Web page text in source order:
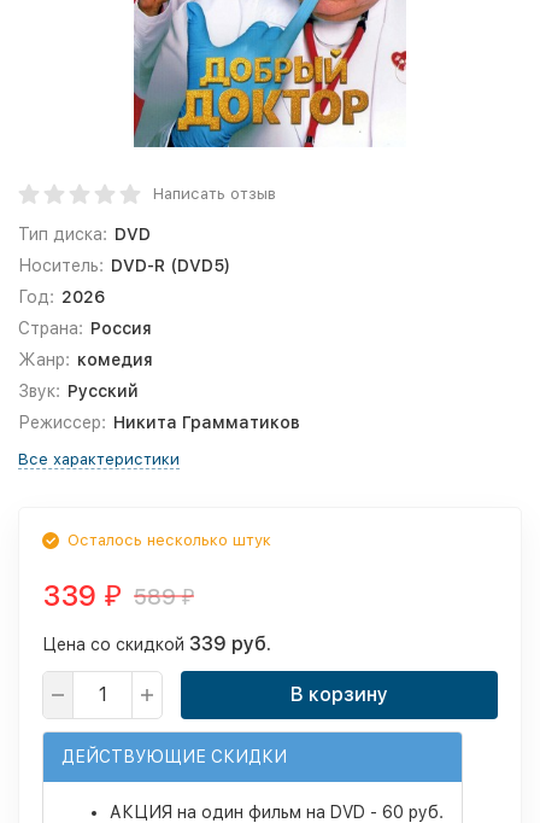
Написать отзыв
Тип диска: DVD
Носитель: DVD-R (DVD5)
Год: 2026
Страна: Россия
Жанр: комедия
Звук: Русский
Режиссер: Никита Грамматиков
Все характеристики
Осталось несколько штук
339 ₽ 589₽
Цена со скидкой 339 руб.
В корзину
ДЕЙСТВУЮЩИЕ СКИДКИ
АКЦИЯ на один фильм на DVD - 60 руб.